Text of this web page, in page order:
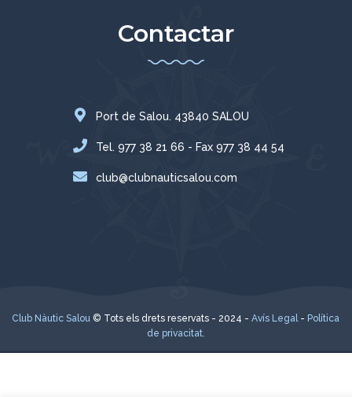
Contactar
Port de Salou. 43840 SALOU
Tel. 977 38 21 66 - Fax 977 38 44 54
club@clubnauticsalou.com
Club Nàutic Salou © Tots els drets reservats - 2024 -Avís Legal- Política
de privacitat.